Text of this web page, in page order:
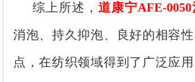
综上所述，道康宁AFE-
消泡、持久抑泡、良好的相容
点，在纺织领域得到了广泛应